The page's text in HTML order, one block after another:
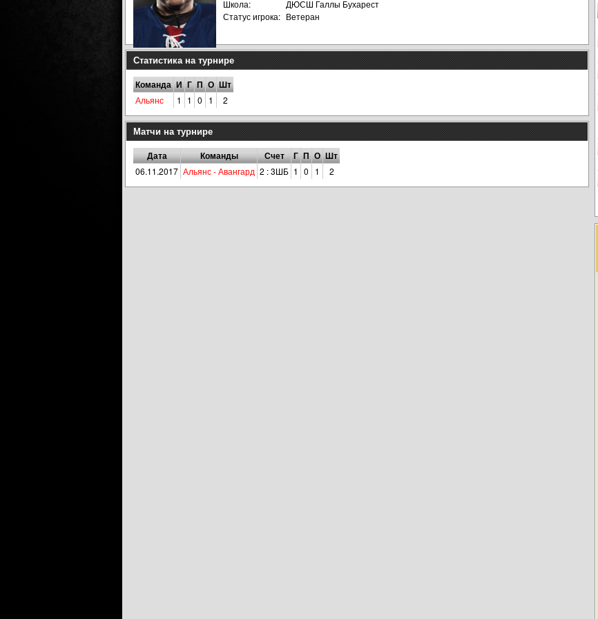
Школа:
ДЮСШ Галлы Бухарест
Статус игрока: Ветеран
Статистика на турнире
Команда И Г П О Шт
Альянс 1 1 0 1 2
Матчи на турнире
Дата Команды Счет Г П О Шт
06.11.2017 Альянс - Авангард 2 : 3ШБ 1 0 1 2